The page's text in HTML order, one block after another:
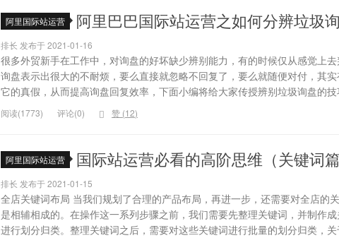
阿里国际站运营 阿里巴巴国际站运营之如何分辨垃圾
排长 发布于 2021-01-16
很多外贸新手在工作中，对询盘的好坏缺少辨别能力，有的时候仅从感觉上
询盘表示出很大的不耐烦，要么直接就忽略不回复了，要么就随便对付，其
它的真假，从而提高询盘回复效率，下面小编将给大家传授辨别垃圾询盘的
阅读(1773) 评论(0) 赞 (12)
阿里国际站运营 国际站运营必看的高阶思维（关键词篇
排长 发布于 2021-01-15
全店关键词布局 当我们规划了合理的产品布局，再进一步，还需要对全店的
是相辅相成的。在操作这一系列步骤之前，我们需要先整理关键词，并制作
进行划分归类。整理关键词之后，需要对这些关键词进行批量的划分归类，